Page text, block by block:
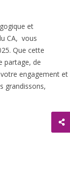
et
CA, vous
Que cette
partage, de
engagement et
grandissons,